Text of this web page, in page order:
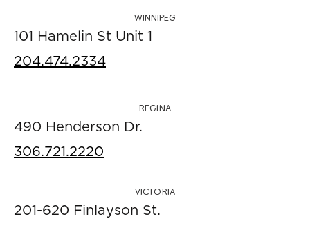
WINNIPEG
101 Hamelin St Unit 1
204.474.2334
REGINA
490 Henderson Dr.
306.721.2220
VICTORIA
201-620 Finlayson St.